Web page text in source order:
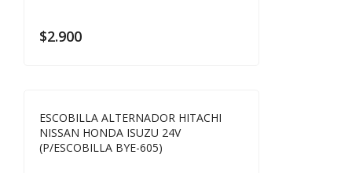
$2.900
ESCOBILLA ALTERNADOR HITACHI
NISSAN HONDA ISUZU 24V
(P/ESCOBILLA BYE-605)